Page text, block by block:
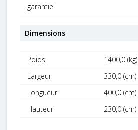
garantie
Dimensions
Poids
1400,0 (kg)
Largeur
330,0 (cm)
Longueur
400,0 (cm)
Hauteur
230,0 (cm)